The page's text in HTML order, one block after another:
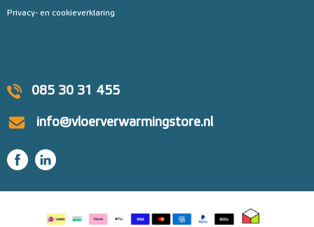
085 30 31 455
info@vloerverwarmingstore.nl
Privacy- en cookieverklaring